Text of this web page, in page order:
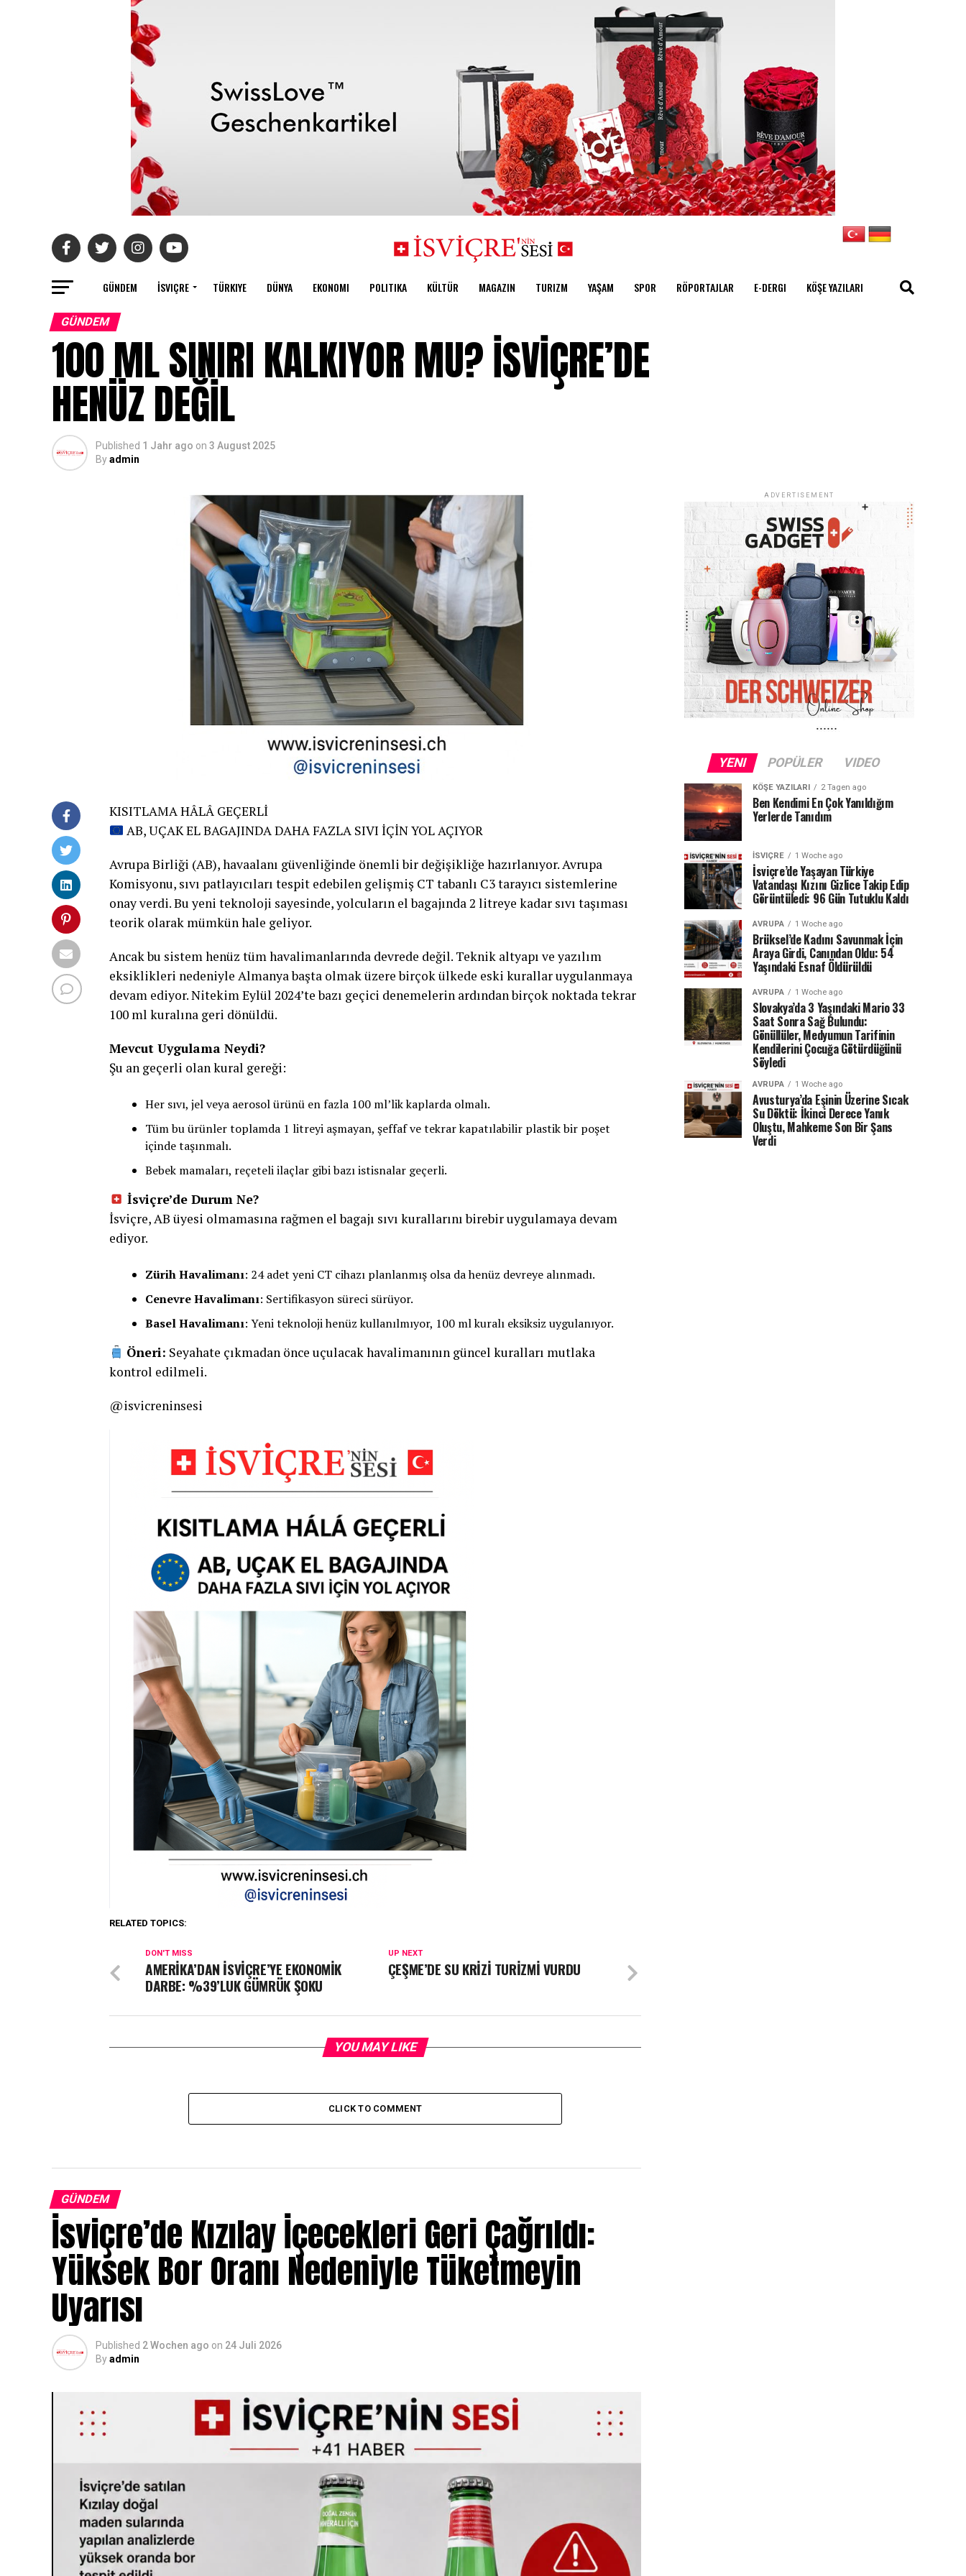
GÜNDEM İSVIÇRE TÜRKIYE DÜNYA EKONOMI POLITIKA KÜLTÜR MAGAZIN TURIZM YAŞAM SPOR RÖPORTAJLAR E-DERGI KÖŞE YAZILARI
GÜNDEM
100 ML SINIRI KALKIYOR MU? İSVİÇRE’DE
HENÜZ DEĞİL
Published 1 Jahr ago on 3 August 2025
Byadmin
KISITLAMA HÂLÂ GEÇERLİ
AB, UÇAK EL BAGAJINDA DAHA FAZLA SIVI İÇİN YOL AÇIYOR
Avrupa Birliği (AB), havaalanı güvenliğinde önemli bir değişikliğe hazırlanıyor. Avrupa
Komisyonu, sıvı patlayıcıları tespit edebilen gelişmiş CT tabanlı C3 tarayıcı sistemlerine
onay verdi. Bu yeni teknoloji sayesinde, yolcuların el bagajında 2 litreye kadar sıvı taşıması
teorik olarak mümkün hale geliyor.
Ancak bu sistem henüz tüm havalimanlarında devrede değil. Teknik altyapı ve yazılım
eksiklikleri nedeniyle Almanya başta olmak üzere birçok ülkede eski kurallar uygulanmaya
devam ediyor. Nitekim Eylül 2024’te bazı geçici denemelerin ardından birçok noktada tekrar
100 ml kuralına geri dönüldü.
Mevcut Uygulama Neydi?
Şu an geçerli olan kural gereği:
Her sıvı, jel veya aerosol ürünü en fazla 100 ml’lik kaplarda olmalı.
Tüm bu ürünler toplamda 1 litreyi aşmayan, şeffaf ve tekrar kapatılabilir plastik bir poşet
içinde taşınmalı.
Bebek mamaları, reçeteli ilaçlar gibi bazı istisnalar geçerli.
İsviçre’de Durum Ne?
İsviçre, AB üyesi olmamasına rağmen el bagajı sıvı kurallarını birebir uygulamaya devam
ediyor.
Zürih Havalimanı: 24 adet yeni CT cihazı planlanmış olsa da henüz devreye alınmadı.
Cenevre Havalimanı: Sertifikasyon süreci sürüyor.
Basel Havalimanı: Yeni teknoloji henüz kullanılmıyor, 100 ml kuralı eksiksiz uygulanıyor.
Öneri: Seyahate çıkmadan önce uçulacak havalimanının güncel kuralları mutlaka
kontrol edilmeli.
@isvicreninsesi
RELATED TOPICS:
UP NEXT
ÇEŞME’DE SU KRİZİ TURİZMİ VURDU
DON'T MISS
AMERİKA’DAN İSVİÇRE’YE EKONOMİK
DARBE: %39’LUK GÜMRÜK ŞOKU
YOU MAY LIKE
CLICK TO COMMENT
GÜNDEM
İsviçre’de Kızılay İçecekleri Geri Çağrıldı:
Yüksek Bor Oranı Nedeniyle Tüketmeyin
Uyarısı
Published 2 Wochen ago on 24 Juli 2026
Byadmin
ADVERTISEMENT
YENI POPÜLER VIDEO
KÖŞE YAZILARI 2 Tagen ago
Ben Kendimi En Çok Yanıldığım
Yerlerde Tanıdım
İSVIÇRE 1 Woche ago
İsviçre’de Yaşayan Türkiye
Vatandaşı Kızını Gizlice Takip Edip
Görüntüledi: 96 Gün Tutuklu Kaldı
AVRUPA 1 Woche ago
Brüksel’de Kadını Savunmak İçin
Araya Girdi, Canından Oldu: 54
Yaşındaki Esnaf Öldürüldü
AVRUPA 1 Woche ago
Slovakya’da 3 Yaşındaki Mario 33
Saat Sonra Sağ Bulundu:
Gönüllüler, Medyumun Tarifinin
Kendilerini Çocuğa Götürdüğünü
Söyledi
AVRUPA 1 Woche ago
Avusturya’da Eşinin Üzerine Sıcak
Su Döktü: İkinci Derece Yanık
Oluştu, Mahkeme Son Bir Şans
Verdi